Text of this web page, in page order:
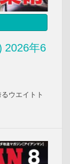
2026年6
ウエイトト